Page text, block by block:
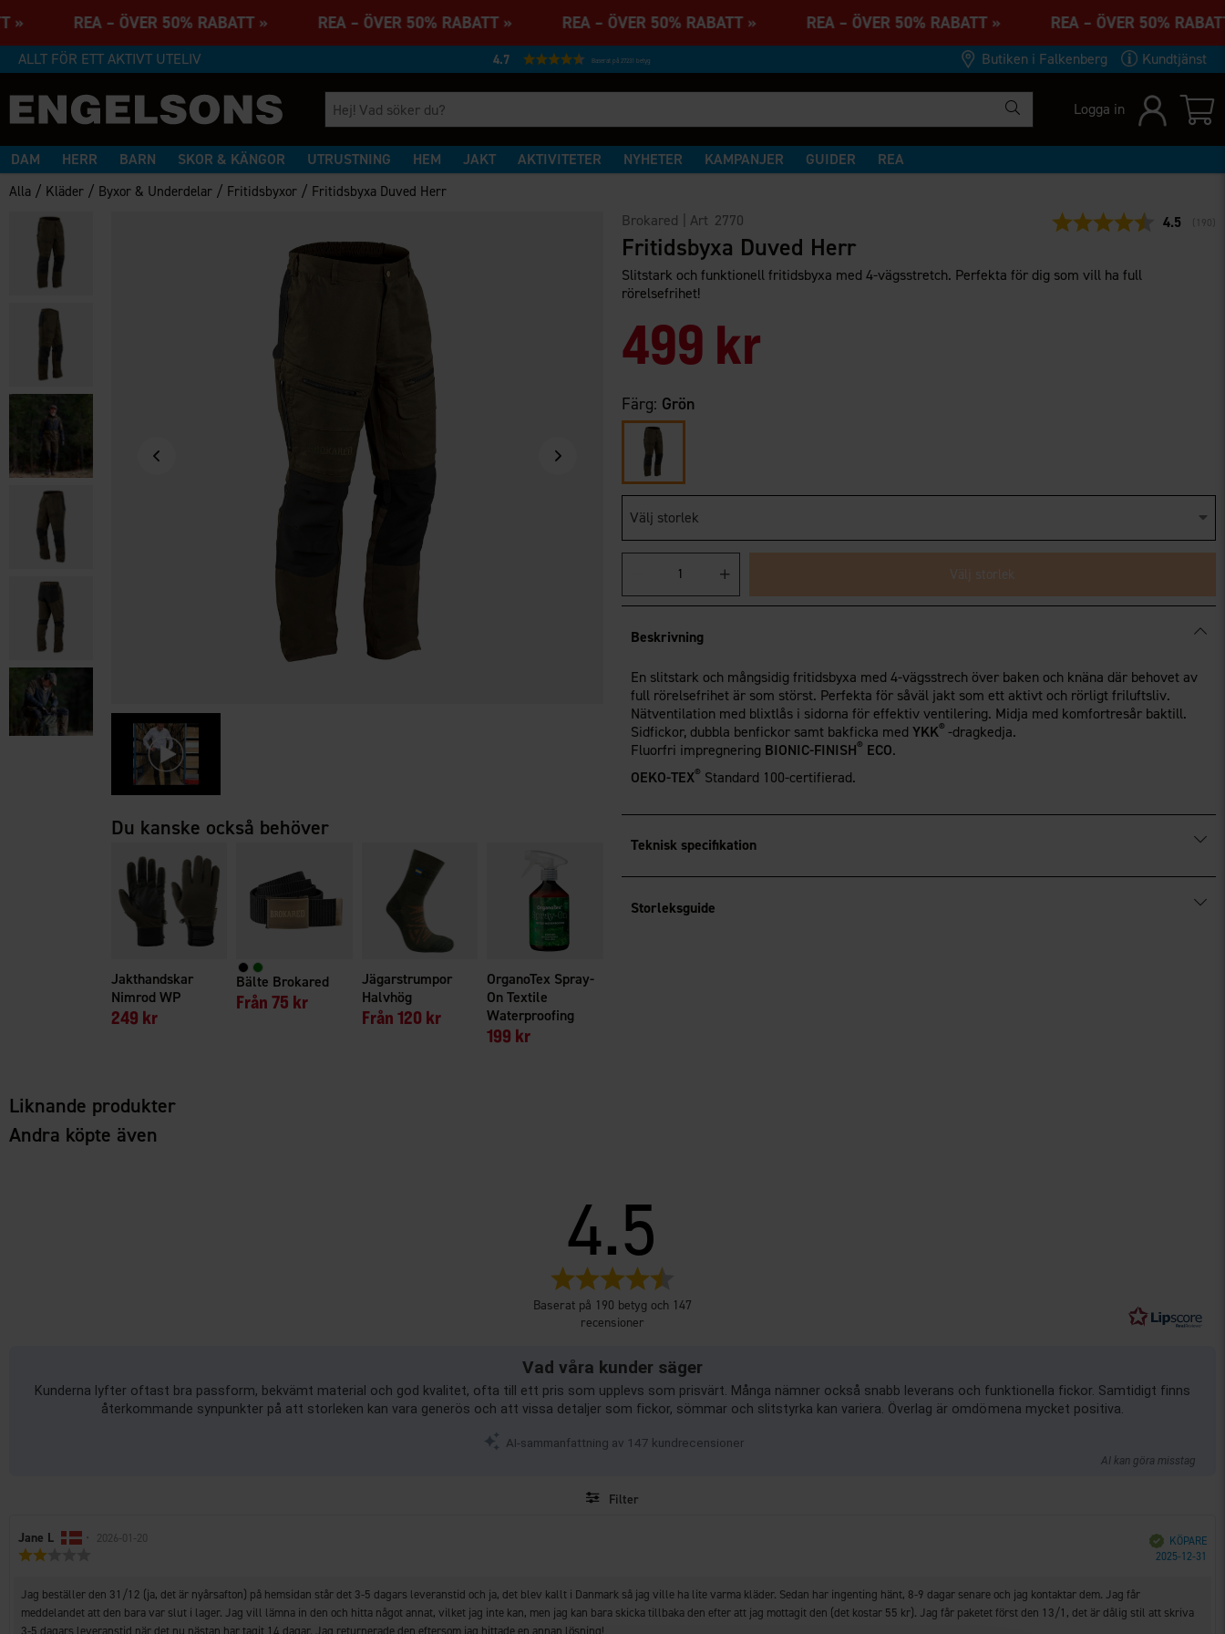
» REA – ÖVER 50% RABATT » REA – ÖVER 50% RABATT » REA – ÖVER 50% RABATT » REA – ÖVER 50% RABATT » REA – ÖVER
ALLT FÖR ETT AKTIVT UTELIV 4.7 Baserat på 27231 betyg Butiken i Falkenberg Kundtjänst
Logga in
DAM HERR BARN SKOR & KÄNGOR UTRUSTNING HEM JAKT AKTIVITETER NYHETER KAMPANJER GUIDER REA
Alla / Kläder / Byxor & Underdelar / Fritidsbyxor / Fritidsbyxa Duved Herr
Du kanske också behöver
Jakthandskar
Nimrod WP
249 kr
Bälte Brokared
Från75 kr
Jägarstrumpor
Halvhög
Från 120 kr
OrganoTex Spray-
On Textile
Waterproofing
199 kr
Brokared | Art 2770 4.5 ( 190
Fritidsbyxa Duved Herr
Slitstark och funktionell fritidsbyxa med 4-vägsstretch. Perfekta för dig som vill ha full
rörelsefrihet!
499 kr
Färg: Grön
Välj storlek
Välj storlek
Beskrivning
En slitstark och mångsidig fritidsbyxa med 4-vägsstrech över baken och knäna där behovet av
full rörelsefrihet är som störst. Perfekta för såväl jakt som ett aktivt och rörligt friluftsliv.
Nätventilation med blixtlås i sidorna för effektiv ventilering. Midja med komfortresår baktill.
Sidfickor, dubbla benfickor samt bakficka med YKK® -dragkedja.
Fluorfri impregnering BIONIC-FINISH® ECO.
OEKO-TEX® Standard 100-certifierad.
Teknisk specifikation
Storleksguide
Liknande produkter
Andra köpte även
4.5
utav
Baserat på 190 betyg och 147
recensioner
Vad våra kunder säger
Kunderna lyfter oftast bra passform, bekvämt material och god kvalitet, ofta till ett pris som upplevs som prisvärt. Många nämner också snabb leverans och funktionella fickor. Samtidigt finns
återkommande synpunkter på att storleken kan vara generös och att vissa detaljer som fickor, sömmar och slitstyrka kan variera. Överlag är omdömena mycket positiva.
AI-sammanfattning av 147 kundrecensioner
AI kan göra misstag
Filter
Recensionsförfattare:
Jane L • Recensionsdatum:
2026-01-20
5
stjärnor
Bekräftad
KÖPARE
2025-12-31
Recensionstext:
Jag beställer den 31/12 (ja, det är nyårsafton) på hemsidan står det 3-5 dagars leveranstid och ja, det blev kallt i Danmark så jag ville ha lite varma kläder. Sedan har ingenting hänt, 8-9 dagar senare och jag kontaktar dem. Jag får
meddelandet att den bara var slut i lager. Jag vill lämna in den och hitta något annat, vilket jag inte kan, men jag kan bara skicka tillbaka den efter att jag mottagit den (det kostar 55 kr). Jag får paketet först den 13/1, det är dålig stil att skriva